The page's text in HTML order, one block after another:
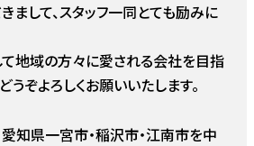
まして、スタッフ一同とても励みに
地域の方々に愛される会社を目指
うぞよろしくお願いいたします。
愛知県一宮市・稲沢市・江南市を中